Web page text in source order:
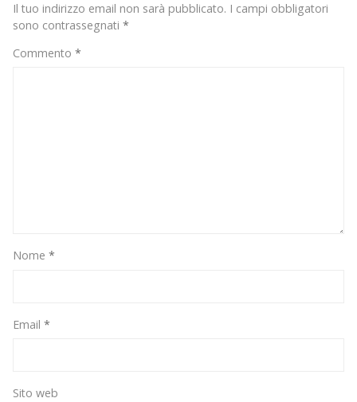
Il tuo indirizzo email non sarà pubblicato. I campi obbligatori
sono contrassegnati *
Commento *
Nome *
Email *
Sito web